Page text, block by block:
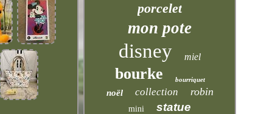
porcelet
mon pote
disney miel
bourke bourriquet
noël collection robin
mini statue